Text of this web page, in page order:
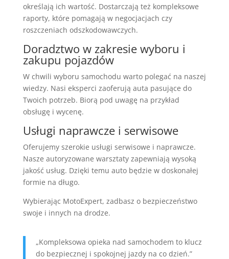
określają ich wartość. Dostarczają też kompleksowe
raporty, które pomagają w negocjacjach czy
roszczeniach odszkodowawczych.
Doradztwo w zakresie wyboru i
zakupu pojazdów
W chwili wyboru samochodu warto polegać na naszej
wiedzy. Nasi eksperci zaoferują auta pasujące do
Twoich potrzeb. Biorą pod uwagę na przykład
obsługę i wycenę.
Usługi naprawcze i serwisowe
Oferujemy szerokie usługi serwisowe i naprawcze.
Nasze autoryzowane warsztaty zapewniają wysoką
jakość usług. Dzięki temu auto będzie w doskonałej
formie na długo.
Wybierając MotoExpert, zadbasz o bezpieczeństwo
swoje i innych na drodze.
„Kompleksowa opieka nad samochodem to klucz
do bezpiecznej i spokojnej jazdy na co dzień.”